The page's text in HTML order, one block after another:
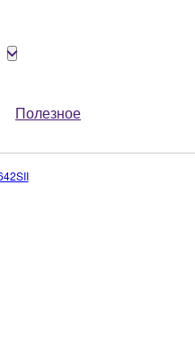
Полезное